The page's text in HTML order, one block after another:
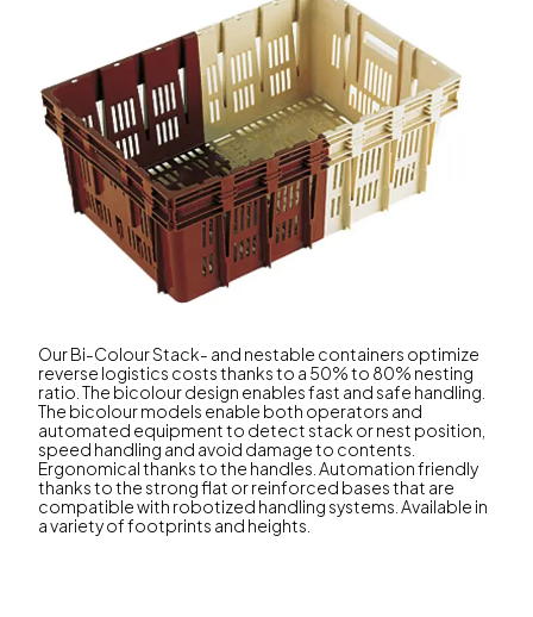
Our Bi-Colour Stack- and nestable containers optimize
reverse logistics costs thanks to a 50% to 80% nesting
ratio. The bicolour design enables fast and safe handling.
The bicolour models enable both operators and
automated equipment to detect stack or nest position,
speed handling and avoid damage to contents.
Ergonomical thanks to the handles. Automation friendly
thanks to the strong flat or reinforced bases that are
compatible with robotized handling systems. Available in
a variety of footprints and heights.